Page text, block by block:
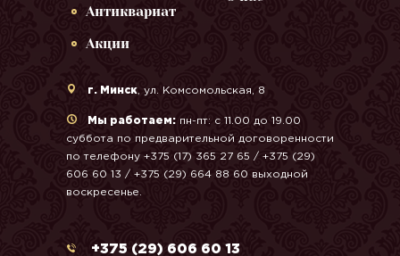
Антиквариат
Акции
г. Минск , ул. Комсомольская, 8
Мы работаем: пн-пт: с 11.00 до 19.00
суббота по предварительной договоренности
по телефону +375 (17) 365 27 65 / +375 (29)
606 60 13 / +375 (29) 664 88 60 выходной
воскресенье.
+375 (29) 606 60 13